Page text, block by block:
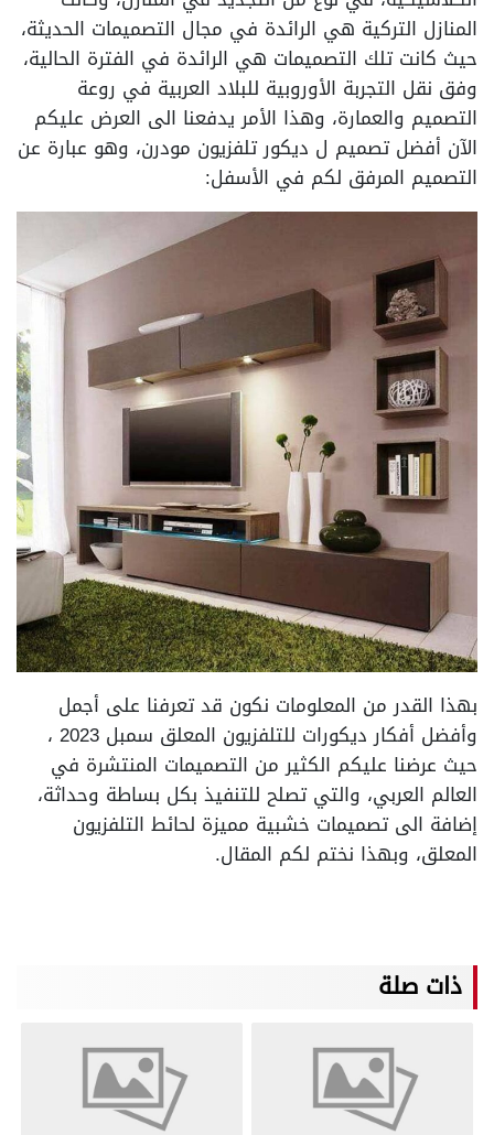
المنازل التركية هي الرائدة في مجال التصميمات الحديثة،
حيث كانت تلك التصميمات هي الرائدة في الفترة الحالية،
وفق نقل التجربة الأوروبية للبلاد العربية في روعة
التصميم والعمارة، وهذا الأمر يدفعنا الى العرض عليكم
الآن أفضل تصميم ل ديكور تلفزيون مودرن، وهو عبارة عن
التصميم المرفق لكم في الأسفل:
بهذا القدر من المعلومات نكون قد تعرفنا على أجمل
وأفضل أفكار ديكورات للتلفزيون المعلق سمبل 2023 ،
حيث عرضنا عليكم الكثير من التصميمات المنتشرة في
العالم العربي، والتي تصلح للتنفيذ بكل بساطة وحداثة،
إضافة الى تصميمات خشبية مميزة لحائط التلفزيون
المعلق، وبهذا نختم لكم المقال.
ذات صلة